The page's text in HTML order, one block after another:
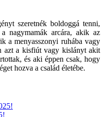
szeretnék boldoggá tenni,
nagymamák arcára, akik az
a menyasszonyi ruhába vagy
azt a kisfiút vagy kislányt akit
és aki éppen csak, hogy
hozva a család életébe.